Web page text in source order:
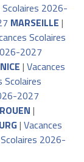
Scolaires 2026-
MARSEILLE |
Scolaires
2027
NICE | Vacances
Scolaires
2027
ROUEN |
| Vacances
2026-